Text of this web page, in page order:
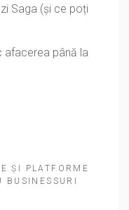
Saga (și ce poți
afacerea până la
ȘI PLATFORME